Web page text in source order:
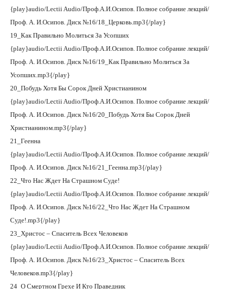
{play}audio/Lectii Audio/Проф.А.И.Осипов. Полное собрание лекций/
Проф. А. И.Осипов. Диск №16/18_Церковь.mp3{/play}
19_Как Правильно Молиться За Усопших
{play}audio/Lectii Audio/Проф.А.И.Осипов. Полное собрание лекций/
Проф. А. И.Осипов. Диск №16/19_Как Правильно Молиться За
Усопших.mp3{/play}
20_Побудь Хотя Бы Сорок Дней Христианином
{play}audio/Lectii Audio/Проф.А.И.Осипов. Полное собрание лекций/
Проф. А. И.Осипов. Диск №16/20_Побудь Хотя Бы Сорок Дней
Христианином.mp3{/play}
21_Геенна
{play}audio/Lectii Audio/Проф.А.И.Осипов. Полное собрание лекций/
Проф. А. И.Осипов. Диск №16/21_Геенна.mp3{/play}
22_Что Нас Ждет На Страшном Суде!
{play}audio/Lectii Audio/Проф.А.И.Осипов. Полное собрание лекций/
Проф. А. И.Осипов. Диск №16/22_Что Нас Ждет На Страшном
Суде!.mp3{/play}
23_Христос – Спаситель Всех Человеков
{play}audio/Lectii Audio/Проф.А.И.Осипов. Полное собрание лекций/
Проф. А. И.Осипов. Диск №16/23_Христос – Спаситель Всех
Человеков.mp3{/play}
24_О Смертном Грехе И Кто Праведник